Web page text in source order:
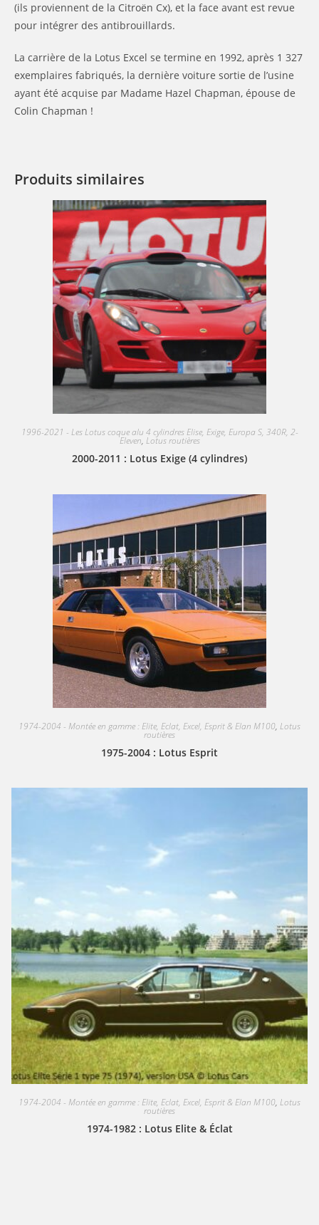
(ils proviennent de la Citroën Cx), et la face avant est revue
pour intégrer des antibrouillards.
La carrière de la Lotus Excel se termine en 1992, après 1 327
exemplaires fabriqués, la dernière voiture sortie de l’usine
ayant été acquise par Madame Hazel Chapman, épouse de
Colin Chapman !
Produits similaires
1996-2021 - Les Lotus coque alu 4 cylindres Elise, Exige, Europa S, 340R, 2-
Eleven, Lotus routières
2000-2011 : Lotus Exige (4 cylindres)
1974-2004 - Montée en gamme : Elite, Eclat, Excel, Esprit & Elan M100, Lotus
routières
1975-2004 : Lotus Esprit
1974-2004 - Montée en gamme : Elite, Eclat, Excel, Esprit & Elan M100, Lotus
routières
1974-1982 : Lotus Elite & Éclat